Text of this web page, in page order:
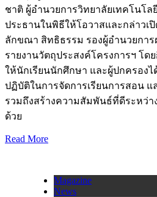
ชาติ ผู้อำนวยการวิทยาลัยเทคโนโ
ประธานในพิธีให้โอวาสและกล่าวเ
ลักขณา สิทธิธรรม รองผู้อำนวยการ
รายงานวัตถุประสงค์โครงการฯ โด
ให้นักเรียนนักศึกษา และผู้ปกครองไ
ปฏิบัติในการจัดการเรียนการสอน แ
รวมถึงสร้างความสัมพันธ์ที่ดีระหว่า
ด้วย
Read More
Magazine
News